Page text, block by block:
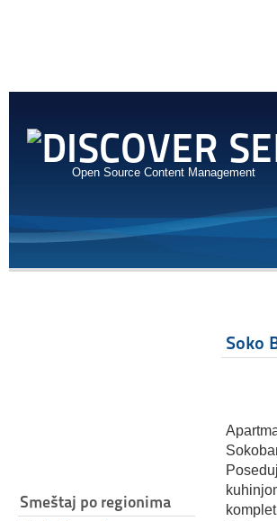
Open Source Content Management
Smeštaj po regionima
Soko